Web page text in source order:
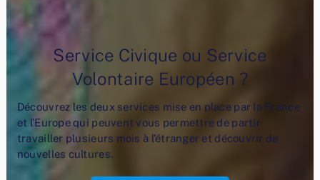
Service Civique ou Service
Volontaire Européen ?
Découvrez les deux services mise en place par la France
et l’Europe qui peuvent vous permettre de partir
travailler plusieurs mois à l’étranger et découvrir de
nouvelles cultures.